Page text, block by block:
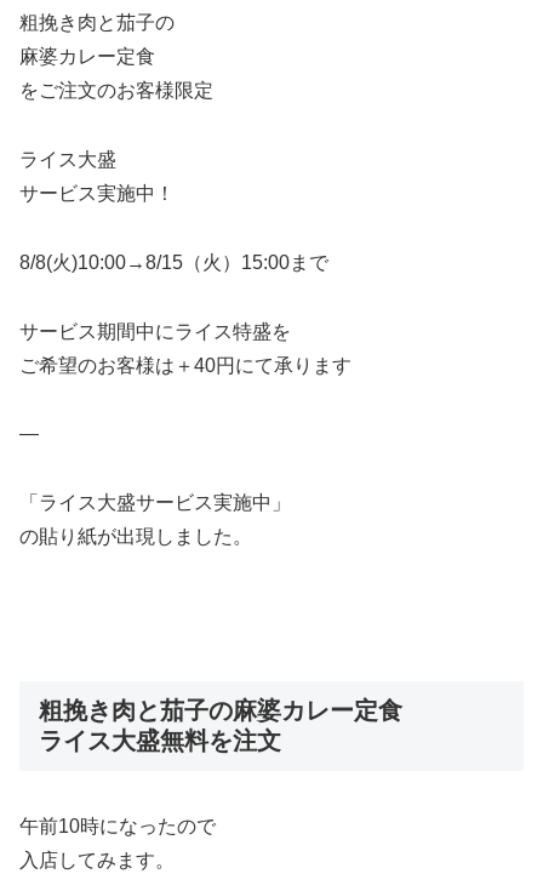
粗挽き肉と茄子の
麻婆カレー定食
をご注文のお客様限定
ライス大盛
サービス実施中！
8/8(火)10:00→8/15（火）15:00まで
サービス期間中にライス特盛を
ご希望のお客様は＋40円にて承ります
—
「ライス大盛サービス実施中」
の貼り紙が出現しました。
粗挽き肉と茄子の麻婆カレー定食
ライス大盛無料を注文
午前10時になったので
入店してみます。